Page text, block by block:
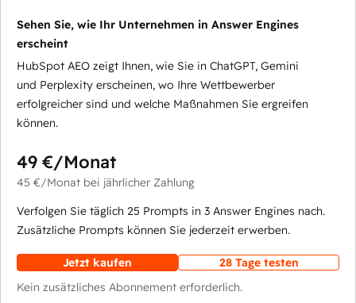
Sehen Sie, wie Ihr Unternehmen in Answer Engines
erscheint
HubSpot AEO zeigt Ihnen, wie Sie in ChatGPT, Gemini
und Perplexity erscheinen, wo Ihre Wettbewerber
erfolgreicher sind und welche Maßnahmen Sie ergreifen
können.
49 €/Monat
45 €/Monat bei jährlicher Zahlung
Verfolgen Sie täglich 25 Prompts in 3 Answer Engines nach.
Zusätzliche Prompts können Sie jederzeit erwerben.
Jetzt kaufen
28 Tage testen
Kein zusätzliches Abonnement erforderlich.